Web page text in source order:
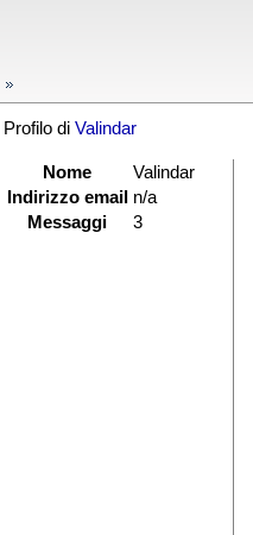
Profilo di Valindar
Nome
Valindar
Indirizzo email n/a
Messaggi
3